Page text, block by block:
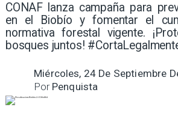
CONAF lanza campaña para
en el Biobío y fomentar el
normativa forestal vigente.
bosques juntos!
Miércoles, 24 De Septiembre
Penquista
Por